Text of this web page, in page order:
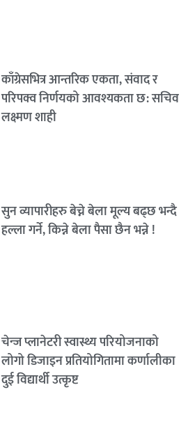
काँग्रेसभित्र आन्तरिक एकता, संवाद र
परिपक्व निर्णयको आवश्यकता छ: सचिव
लक्ष्मण शाही
सुन व्यापारीहरु बेच्ने बेला मूल्य बढ्छ भन्दै
हल्ला गर्ने, किन्ने बेला पैसा छैन भन्ने !
चेन्ज प्लानेटरी स्वास्थ्य परियोजनाको
लोगो डिजाइन प्रतियोगितामा कर्णालीका
दुई विद्यार्थी उत्कृष्ट